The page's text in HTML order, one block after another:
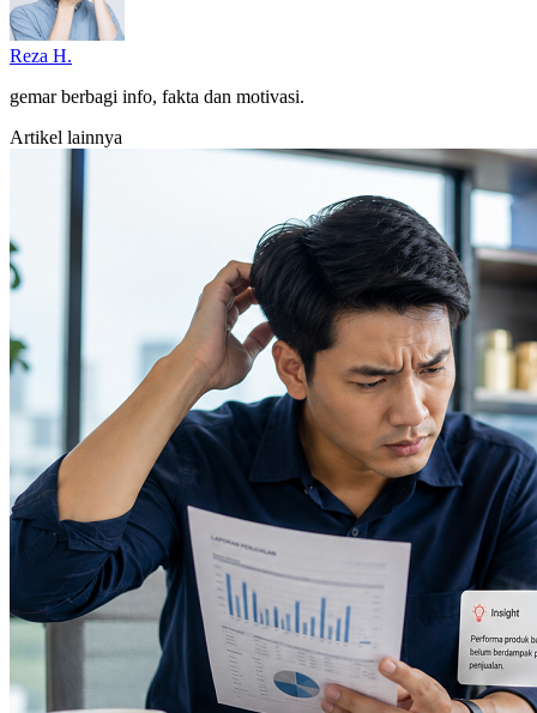
Reza H.
gemar berbagi info, fakta dan motivasi.
Artikel lainnya